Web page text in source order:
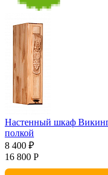
Настенный шкаф
полкой
8 400 ₽
16 800 Р